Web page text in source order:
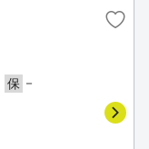
保 －